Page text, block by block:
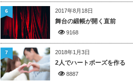
2017年8月18日
舞台の緞帳が開く直前
9168
6
2018年1月3日
2人でハートポーズを作る
8887
7